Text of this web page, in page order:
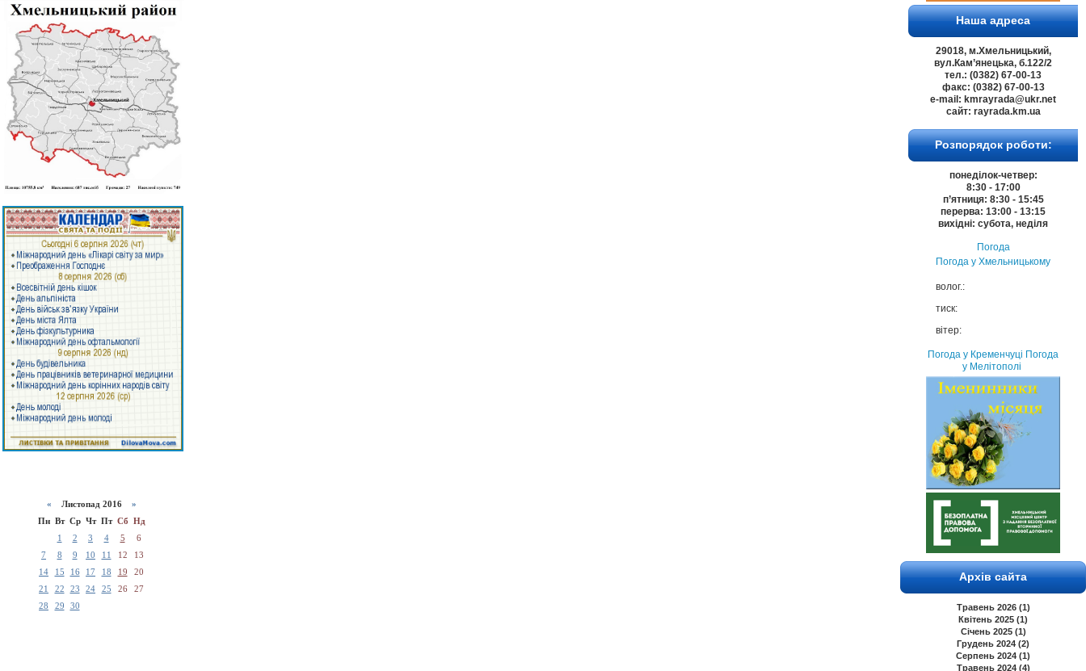
« Листопад 2016 »
Пн Вт Ср Чт Пт Сб Нд
1
2 3 4 5
6
7
8 9 10 11 12
13
14
15 16 17 18 19
20
21
22 23 24 25 26
27
28
29 30
Наша адреса
29018, м.Хмельницький,
вул.Кам’янецька, б.122/2
тел.: (0382) 67-00-13
факс: (0382) 67-00-13
e-mail: kmrayrada@ukr.net
сайт: rayrada.km.ua
Розпорядок роботи:
понеділок-четвер:
8:30 - 17:00
п’ятниця: 8:30 - 15:45
перерва: 13:00 - 13:15
вихідні: субота, неділя
Погода
Погода у Хмельницькому
волог.:
тиск:
вітер:
Погода у Кременчуці Погода
у Мелітополі
Архів сайта
Травень 2026 (1)
Квітень 2025 (1)
Січень 2025 (1)
Грудень 2024 (2)
Серпень 2024 (1)
Травень 2024 (4)